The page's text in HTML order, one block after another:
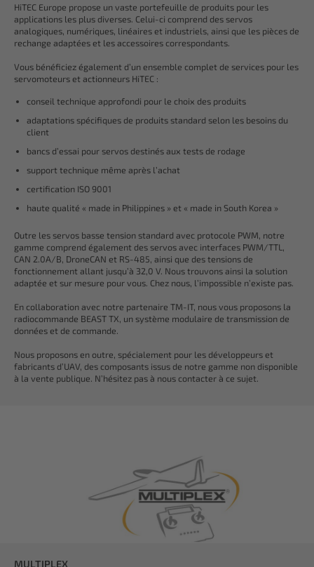
HiTEC Europe propose un vaste portefeuille de produits pour les
applications les plus diverses. Celui-ci comprend des servos
analogiques, numériques, linéaires et industriels, ainsi que les pièces de
rechange adaptées et les accessoires correspondants.
Vous bénéficiez également d’un ensemble complet de services pour les
servomoteurs et actionneurs HiTEC :
conseil technique approfondi pour le choix des produits
adaptations spécifiques de produits standard selon les besoins du
client
bancs d’essai pour servos destinés aux tests de rodage
support technique même après l’achat
certification ISO 9001
haute qualité « made in Philippines » et « made in South Korea »
Outre les servos basse tension standard avec protocole PWM, notre
gamme comprend également des servos avec interfaces PWM/TTL,
CAN 2.0A/B, DroneCAN et RS-485, ainsi que des tensions de
fonctionnement allant jusqu’à 32,0 V. Nous trouvons ainsi la solution
adaptée et sur mesure pour vous. Chez nous, l’impossible n’existe pas.
En collaboration avec notre partenaire TM-IT, nous vous proposons la
radiocommande BEAST TX, un système modulaire de transmission de
données et de commande.
Nous proposons en outre, spécialement pour les développeurs et
fabricants d’UAV, des composants issus de notre gamme non disponible
à la vente publique. N’hésitez pas à nous contacter à ce sujet.
MULTIPLEX